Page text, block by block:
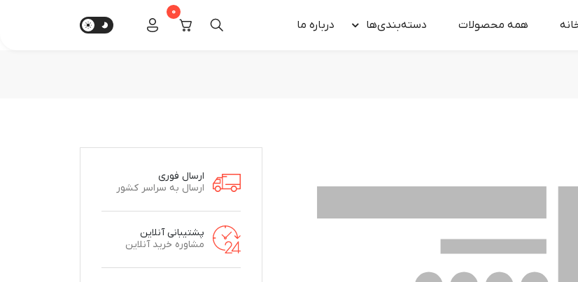
همه محصولات دسته‌بندی‌ها درباره‌ ما
0
ارسال فوری
ارسال به سراسر کشور
پشتیبانی آنلاین
مشاوره خرید آنلاین